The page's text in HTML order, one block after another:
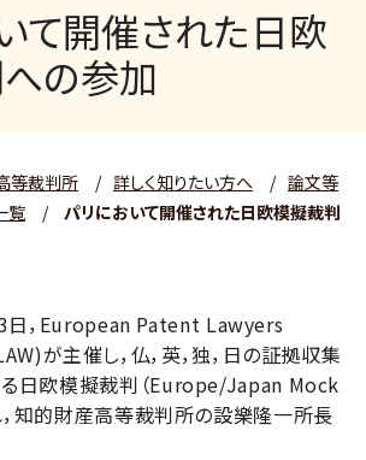
て開催された日欧
の参加
等裁判所 / 詳しく知りたい方へ / 論文等
覧 /
パリにおいて開催された日欧模擬裁判
，European Patent Lawyers
が主催し，仏，英，独，日の証拠収集
日欧模擬裁判（Europe/Japan Mock
知的財産高等裁判所の設樂隆一所長